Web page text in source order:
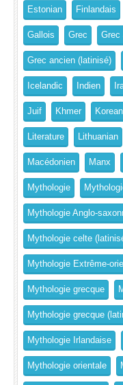
Estonian Finlandais
Gallois Grec Grec
Grec ancien (latinisé)
Icelandic Indien
Juif Khmer Korean
Literature Lithuanian
Macédonien Manx
Mythologie
Mythologie Anglo-
Mythologie celte
Mythologie Extrême-
Mythologie grecque
Mythologie grecque
Mythologie Irlandaise
Mythologie orientale